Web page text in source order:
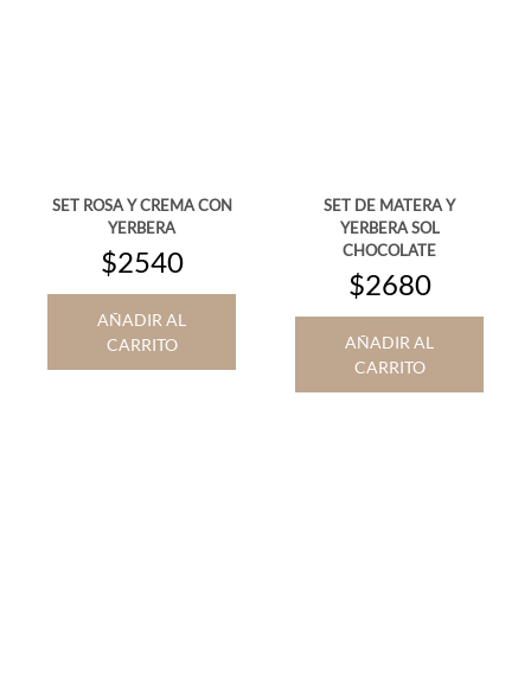
SET ROSA Y CREMA CON
YERBERA
$2540
AÑADIR AL
CARRITO
SET DE MATERA Y
YERBERA SOL
CHOCOLATE
$2680
AÑADIR AL
CARRITO